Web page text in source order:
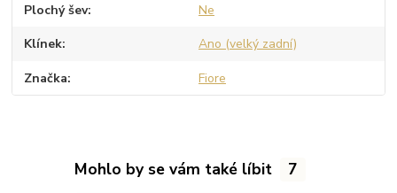
Plochý šev Ne
Klínek Ano (velký zadní)
Značka Fiore
Mohlo by se vám také líbit 7